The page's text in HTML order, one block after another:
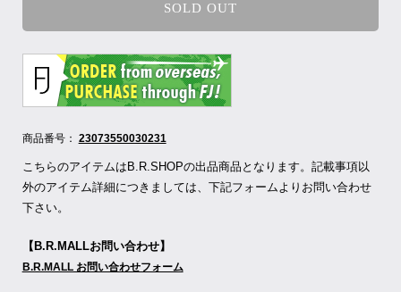
SOLD OUT
商品番号： 23073550030231
こちらのアイテムはB.R.SHOPの出品商品となります。記載事項以
外のアイテム詳細につきましては、下記フォームよりお問い合わせ
下さい。
【B.R.MALLお問い合わせ】
B.R.MALL お問い合わせフォーム